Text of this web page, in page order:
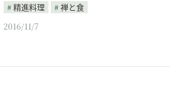
精進料理
禅と食
2016/11/7